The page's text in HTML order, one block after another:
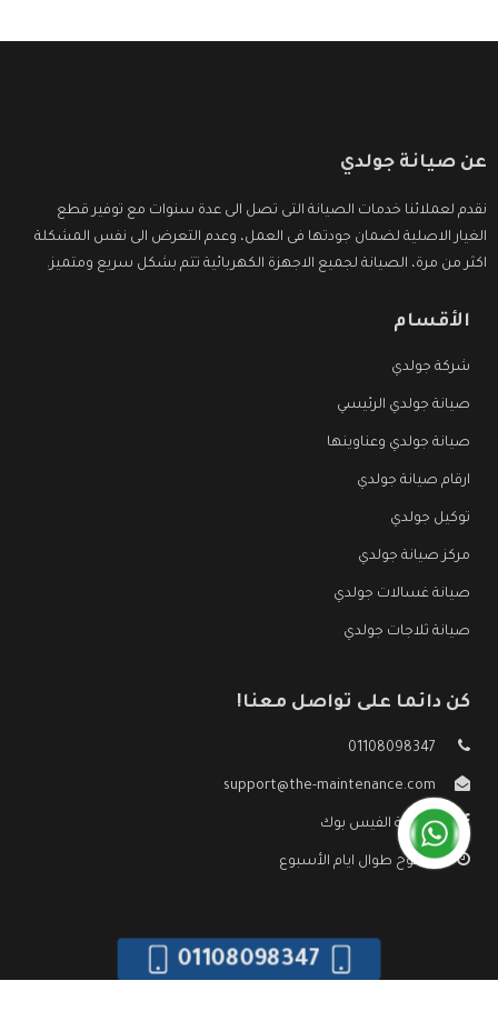
عن صيانة جولدي
نقدم لعملائنا خدمات الصيانة التى تصل الى عدة سنوات مع توفير قطع
الغيار الاصلية لضمان جودتها فى العمل، وعدم التعرض الى نفس المشكلة
اكثر من مرة، الصيانة لجميع الاجهزة الكهربائية تتم بشكل سريع ومتميز.
الأقسام
شركة جولدي
صيانة جولدي الرئيسي
صيانة جولدي وعناوينها
ارقام صيانة جولدي
توكيل جولدي
مركز صيانة جولدي
صيانة غسالات جولدي
صيانة ثلاجات جولدي
كن دائما على تواصل معنا!
01108098347
support@the-maintenance.com
صفحة الفيس بوك
مفتوح طوال ايام الأسبوع
01108098347